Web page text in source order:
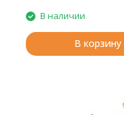
В наличии
В корзину